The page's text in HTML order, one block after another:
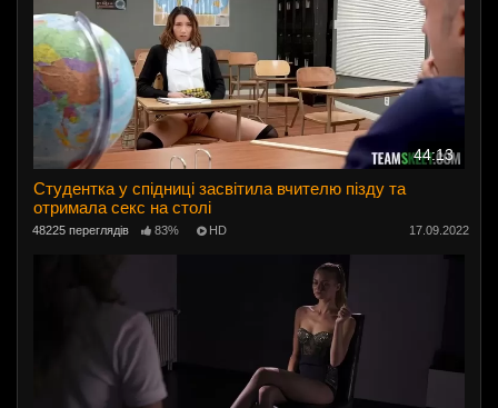
44:13
Студентка у спідниці засвітила вчителю пізду та
отримала секс на столі
48225 переглядів 83% HD 17.09.2022